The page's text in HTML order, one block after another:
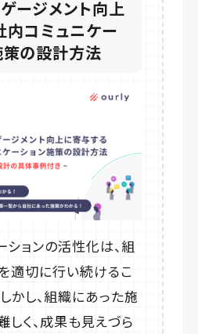
ゲージメント向上
内コミュニケー
策の設計方法
ションの活性化は、組
適切に行い続けるこ
かし、組織にあった施
しく、成果も見えづら